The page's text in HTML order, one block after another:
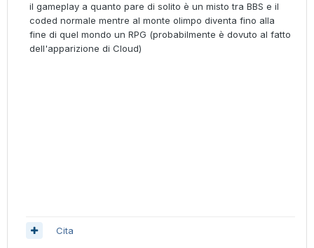
il gameplay a quanto pare di solito è un misto tra BBS e il
coded normale mentre al monte olimpo diventa fino alla
fine di quel mondo un RPG (probabilmente è dovuto al fatto
dell'apparizione di Cloud)
Cita